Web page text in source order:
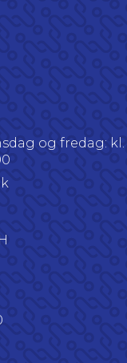
og fredag: kl.